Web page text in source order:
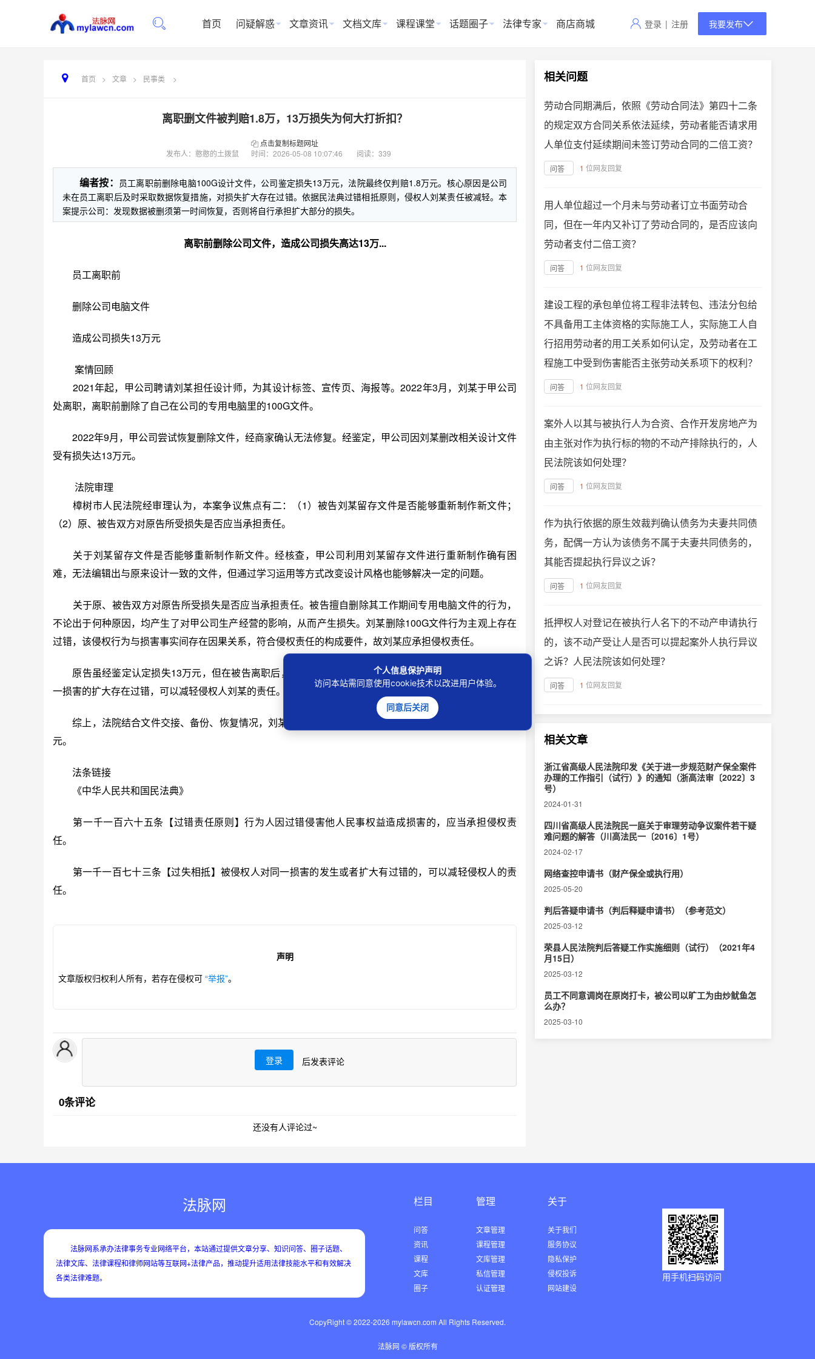
首页 问疑解惑 文章资讯 文档文库 课程课堂 话题圈子 法律专家 商店商城 登录 | 注册 我要发布
首页 > 文章 > 民事类 >
离职删文件被判赔1.8万，13万损失为何大打折扣？
点击复制标题网址
发布人：憨憨的土拨鼠
时间： 2026-05-08 10:07:46 阅读：339
编者按： 员工离职前删除电脑100G设计文件，公司鉴定损失13万元，法院最终仅判赔1.8万元。核心原因是公司
未在员工离职后及时采取数据恢复措施，对损失扩大存在过错。依据民法典过错相抵原则，侵权人刘某责任被减轻。本
案提示公司：发现数据被删须第一时间恢复，否则将自行承担扩大部分的损失。
离职前删除公司文件，造成公司损失高达13万...
员工离职前
删除公司电脑文件
造成公司损失13万元
案情回顾
2021年起，甲公司聘请刘某担任设计师，为其设计标签、宣传页、海报等。2022年3月，刘某于甲公司
处离职，离职前删除了自己在公司的专用电脑里的100G文件。
2022年9月，甲公司尝试恢复删除文件，经商家确认无法修复。经鉴定，甲公司因刘某删改相关设计文件
受有损失达13万元。
法院审理
樟树市人民法院经审理认为，本案争议焦点有二：（1）被告刘某留存文件是否能够重新制作新文件；
（2）原、被告双方对原告所受损失是否应当承担责任。
关于刘某留存文件是否能够重新制作新文件。经核查，甲公司利用刘某留存文件进行重新制作确有困
难，无法编辑出与原来设计一致的文件，但通过学习运用等方式改变设计风格也能够解决一定的问题。
关于原、被告双方对原告所受损失是否应当承担责任。被告擅自删除其工作期间专用电脑文件的行为，
不论出于何种原因，均产生了对甲公司生产经营的影响，从而产生损失。刘某删除100G文件行为主观上存在
过错，该侵权行为与损害事实间存在因果关系，符合侵权责任的构成要件，故刘某应承担侵权责任。
原告虽经鉴定认定损失13万元，但在被告离职后，原告对自身权益受损未及时采取应对方法，原告对同
一损害的扩大存在过错，可以减轻侵权人刘某的责任。
综上，法院结合文件交接、备份、恢复情况，刘某的工资水平等因素，酌定由刘某赔偿甲公司损失1.8万
元。
法条链接
《中华人民共和国民法典》
第一千一百六十五条【过错责任原则】行为人因过错侵害他人民事权益造成损害的，应当承担侵权责
任。
第一千一百七十三条【过失相抵】被侵权人对同一损害的发生或者扩大有过错的，可以减轻侵权人的责
任。
声明
文章版权归权利人所有，若存在侵权可 “举报”。
登录 后发表评论
0条评论
还没有人评论过~
相关问题
劳动合同期满后，依照《劳动合同法》第四十二条
的规定双方合同关系依法延续，劳动者能否请求用
人单位支付延续期间未签订劳动合同的二倍工资？
问答 1 位网友回复
用人单位超过一个月未与劳动者订立书面劳动合
同，但在一年内又补订了劳动合同的，是否应该向
劳动者支付二倍工资？
问答 1 位网友回复
建设工程的承包单位将工程非法转包、违法分包给
不具备用工主体资格的实际施工人，实际施工人自
行招用劳动者的用工关系如何认定，及劳动者在工
程施工中受到伤害能否主张劳动关系项下的权利？
问答 1 位网友回复
案外人以其与被执行人为合资、合作开发房地产为
由主张对作为执行标的物的不动产排除执行的，人
民法院该如何处理？
问答 1 位网友回复
作为执行依据的原生效裁判确认债务为夫妻共同债
务，配偶一方认为该债务不属于夫妻共同债务的，
其能否提起执行异议之诉？
问答 1 位网友回复
抵押权人对登记在被执行人名下的不动产申请执行
的，该不动产受让人是否可以提起案外人执行异议
之诉？人民法院该如何处理？
问答 1 位网友回复
相关文章
浙江省高级人民法院印发《关于进一步规范财产保全案件
办理的工作指引（试行）》的通知（浙高法审〔2022〕3
号）
2024-01-31
四川省高级人民法院民一庭关于审理劳动争议案件若干疑
难问题的解答（川高法民一〔2016〕1号）
2024-02-17
网络查控申请书（财产保全或执行用）
2025-05-20
判后答疑申请书（判后释疑申请书）（参考范文）
2025-03-12
荣县人民法院判后答疑工作实施细则（试行）（2021年4
月15日）
2025-03-12
员工不同意调岗在原岗打卡，被公司以旷工为由炒鱿鱼怎
么办？
2025-03-10
法脉网
法脉网系承办法律事务专业网络平台，本站通过提供文章分享、知识问答、圈子话题、
法律文库、法律课程和律师网站等互联网+法律产品，推动提升适用法律技能水平和有效解决
各类法律难题。
栏目
问答
资讯
课程
文库
圈子
管理
文章管理
课程管理
文库管理
私信管理
认证管理
关于
关于我们
服务协议
隐私保护
侵权投诉
网站建设
用手机扫码访问
CopyRight © 2022-2026 mylawcn.com All Rights Reserved.
法脉网 © 版权所有
个人信息保护声明
访问本站需同意使用cookie技术以改进用户体验。
同意后关闭